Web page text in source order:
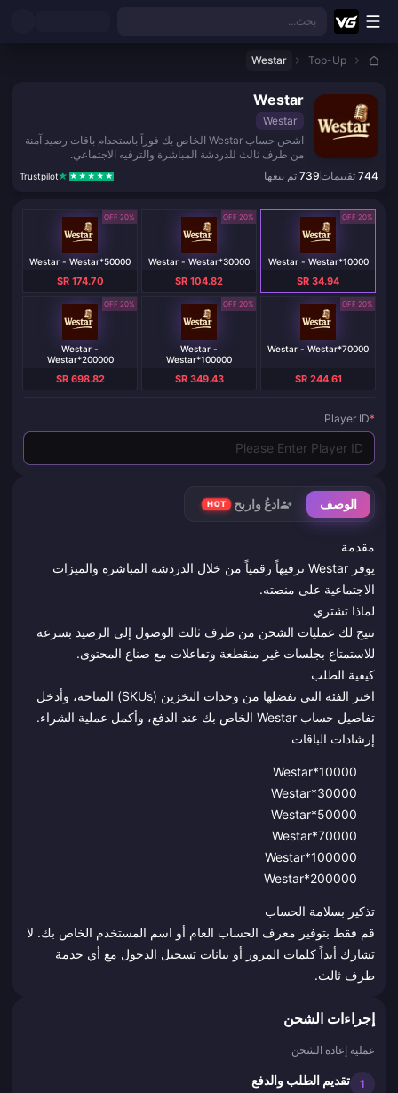
انتقل إلى المحتوى الرئيسي
بحث...
Top-Up
Westar
Westar
Westar
اشحن حساب Westar الخاص بك فوراً باستخدام باقات رصيد آمنة
من طرف ثالث للدردشة المباشرة والترفيه الاجتماعي.
744 تقييمات739 تم بيعها Trustpilot
الوصف ادعُ واربح HOT
مقدمة
يوفر Westar ترفيهاً رقمياً من خلال الدردشة المباشرة والميزات
الاجتماعية على منصته.
لماذا تشتري
تتيح لك عمليات الشحن من طرف ثالث الوصول إلى الرصيد بسرعة
للاستمتاع بجلسات غير منقطعة وتفاعلات مع صناع المحتوى.
كيفية الطلب
اختر الفئة التي تفضلها من وحدات التخزين (SKUs) المتاحة، وأدخل
تفاصيل حساب Westar الخاص بك عند الدفع، وأكمل عملية الشراء.
إرشادات الباقات
Westar*10000
Westar*30000
Westar*50000
Westar*70000
Westar*100000
Westar*200000
تذكير بسلامة الحساب
قم فقط بتوفير معرف الحساب العام أو اسم المستخدم الخاص بك. لا
تشارك أبداً كلمات المرور أو بيانات تسجيل الدخول مع أي خدمة
طرف ثالث.
إجراءات الشحن
عملية إعادة الشحن
1 تقديم الطلب والدفع
20% OFF
Westar - Westar*10000
SR 34.94
20% OFF
Westar - Westar*30000
SR 104.82
20% OFF
Westar - Westar*50000
SR 174.70
20% OFF
Westar - Westar*70000
SR 244.61
20% OFF
Westar -
Westar*100000
SR 349.43
20% OFF
Westar -
Westar*200000
SR 698.82
*
Player ID